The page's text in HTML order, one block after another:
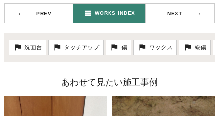
PREV NEXT
WORKS INDEX
洗面台 タッチアップ 傷 ワックス 線傷
あわせて見たい施工事例